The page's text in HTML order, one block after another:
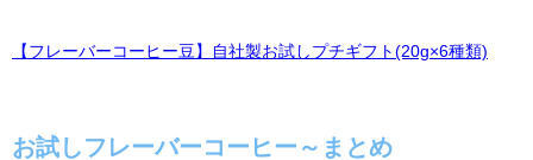
【フレーバーコーヒー豆】自社製お試しプチギフト(20g×6種類)
お試しフレーバーコーヒー～まとめ